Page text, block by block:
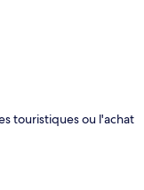
touristiques ou l'achat